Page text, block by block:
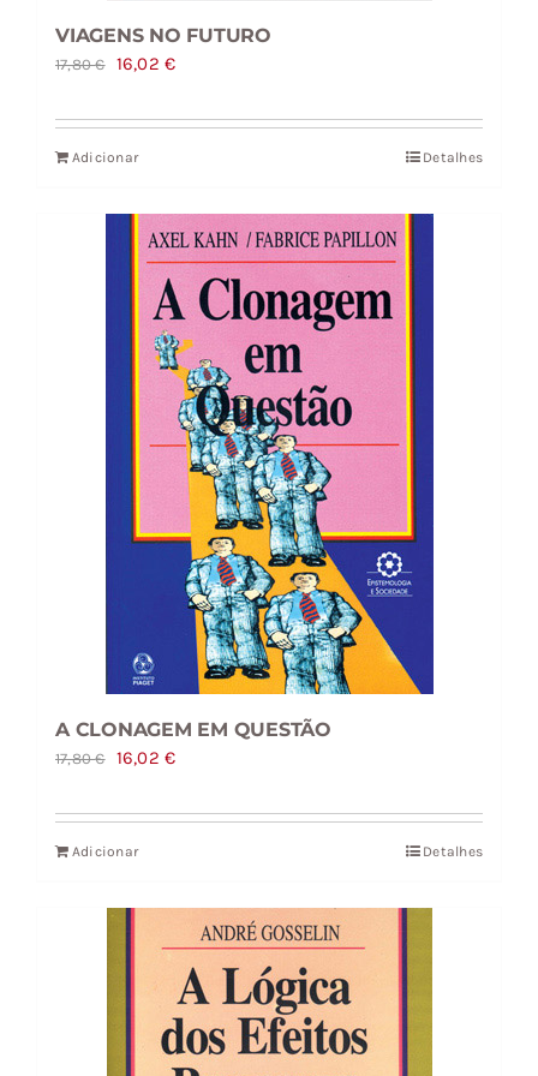
VIAGENS NO FUTURO
17,80€
O
original
era:
16,02€O
atual
Adicionar Detalhes
A CLONAGEM EM QUESTÃO
17,80€
O
original
era:
16,02€O
atual
Adicionar Detalhes